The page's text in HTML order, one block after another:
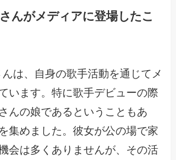
んがメディアに登場したこ
は、自身の歌手活動を通じてメ
います。特に歌手デビューの際
んの娘であるということもあ
集めました。彼女が公の場で家
会は多くありませんが、その活